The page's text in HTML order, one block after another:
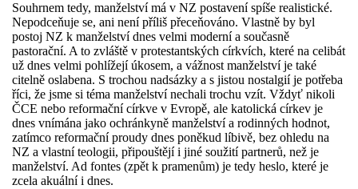
Souhrnem tedy, manželství má v NZ postavení spíše realistické.
Nepodceňuje se, ani není příliš přeceňováno. Vlastně by byl
postoj NZ k manželství dnes velmi moderní a současně
pastorační. A to zvláště v protestantských církvích, které na celibát
už dnes velmi pohlížejí úkosem, a vážnost manželství je také
citelně oslabena. S trochou nadsázky a s jistou nostalgií je potřeba
říci, že jsme si téma manželství nechali trochu vzít. Vždyť nikoli
ČCE nebo reformační církve v Evropě, ale katolická církev je
dnes vnímána jako ochránkyně manželství a rodinných hodnot,
zatímco reformační proudy dnes poněkud líbivě, bez ohledu na
NZ a vlastní teologii, připouštějí i jiné soužití partnerů, než je
manželství. Ad fontes (zpět k pramenům) je tedy heslo, které je
zcela akuální i dnes.